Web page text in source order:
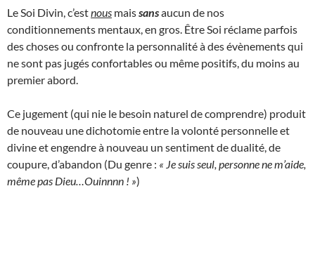
Le Soi Divin, c’estnous maissansaucun de nos
conditionnements mentaux, en gros. Être Soi réclame parfois
des choses ou confronte la personnalité à des évènements qui
ne sont pas jugés confortables ou même positifs, du moins au
premier abord.
Ce jugement (qui nie le besoin naturel de comprendre) produit
de nouveau une dichotomie entre la volonté personnelle et
divine et engendre à nouveau un sentiment de dualité, de
coupure, d’abandon (Du genre : « Je suis seul, personne ne m’aide,
même pas Dieu…Ouinnnn ! »)